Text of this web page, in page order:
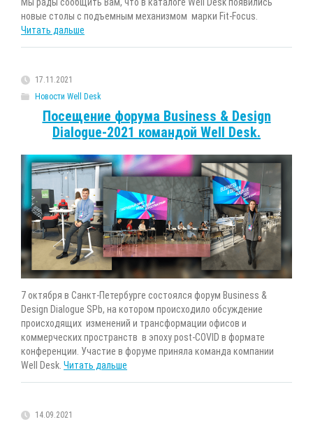
новые столы с подъемным механизмом марки Fit-Focus.
Читать дальше
17.11.2021
Новости Well Desk
Посещение форума Business & Design
Dialogue-2021 командой Well Desk.
7 октября в Санкт-Петербурге состоялся форум Business &
Design Dialogue SPb, на котором происходило обсуждение
происходящих изменений и трансформации офисов и
коммерческих пространств в эпоху post-COVID в формате
конференции. Участие в форуме приняла команда компании
Well Desk. Читать дальше
14.09.2021